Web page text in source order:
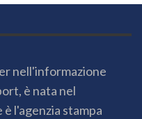
nell'informazione
è nata nel
l'agenzia stampa